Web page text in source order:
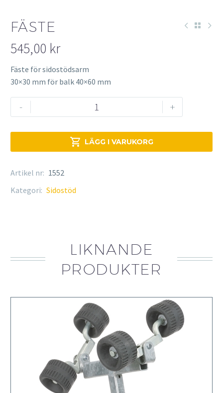
FÄSTE
545,00 kr
Fäste för sidostödsarm
30×30 mm för balk 40×60 mm
-
mängd
+
 LÄGG I VARUKORG
Artikel nr: 1552
Kategori: Sidostöd
LIKNANDE
PRODUKTER